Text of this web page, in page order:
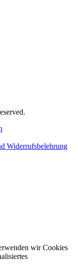
Widerrufsbelehrung
wir Cookies